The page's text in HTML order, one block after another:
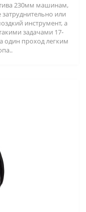
230мм машинам,
или
инструмент, а
задачами 17-
один проход легким